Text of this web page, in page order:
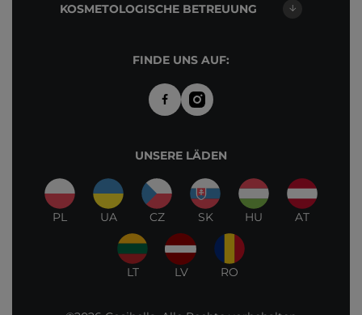
KOSMETOLOGISCHE BETREUUNG
FINDE UNS AUF:
UNSERE LÄDEN
PL UA CZ SK HU AT
LT LV RO